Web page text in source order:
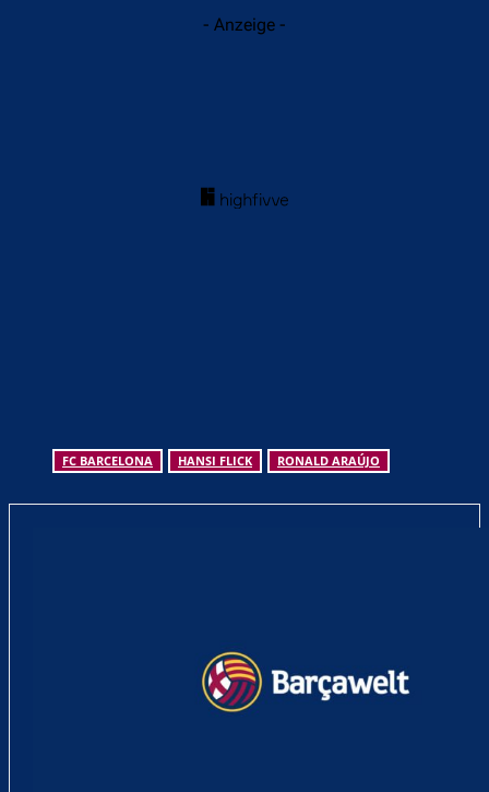
- Anzeige -
FC BARCELONA HANSI FLICK RONALD ARAÚJO